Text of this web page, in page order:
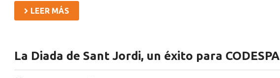
LEER MÁS
La Diada de Sant Jordi, un éxito para CODESPA